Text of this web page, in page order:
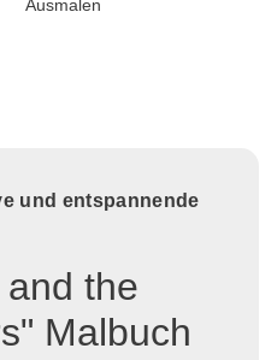
Ausmalen
und entspannende
the
Malbuch